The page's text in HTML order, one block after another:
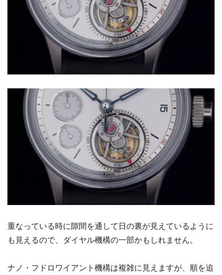
重なっている時に隙間を通して日の裏が見えているように
も見えるので、ダイヤル機構の一部かもしれません。
ナノ・フドロワイアント機構は複雑に見えますが、順を追